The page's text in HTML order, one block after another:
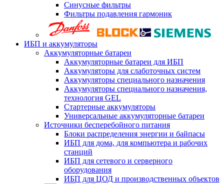
Синусные фильтры
Фильтры подавления гармоник
ИБП и аккумуляторы
Аккумуляторные батареи
Аккумуляторные батареи для ИБП
Аккумуляторы для слаботочных систем
Аккумуляторы специального назначения
Аккумуляторы специального назначения,
технология GEL
Стартерные аккумуляторы
Универсальные аккумуляторные батареи
Источники бесперебойного питания
Блоки распределения энергии и байпасы
ИБП для дома, для компьютера и рабочих
станций
ИБП для сетевого и серверного
оборудования
ИБП для ЦОД и производственных объектов